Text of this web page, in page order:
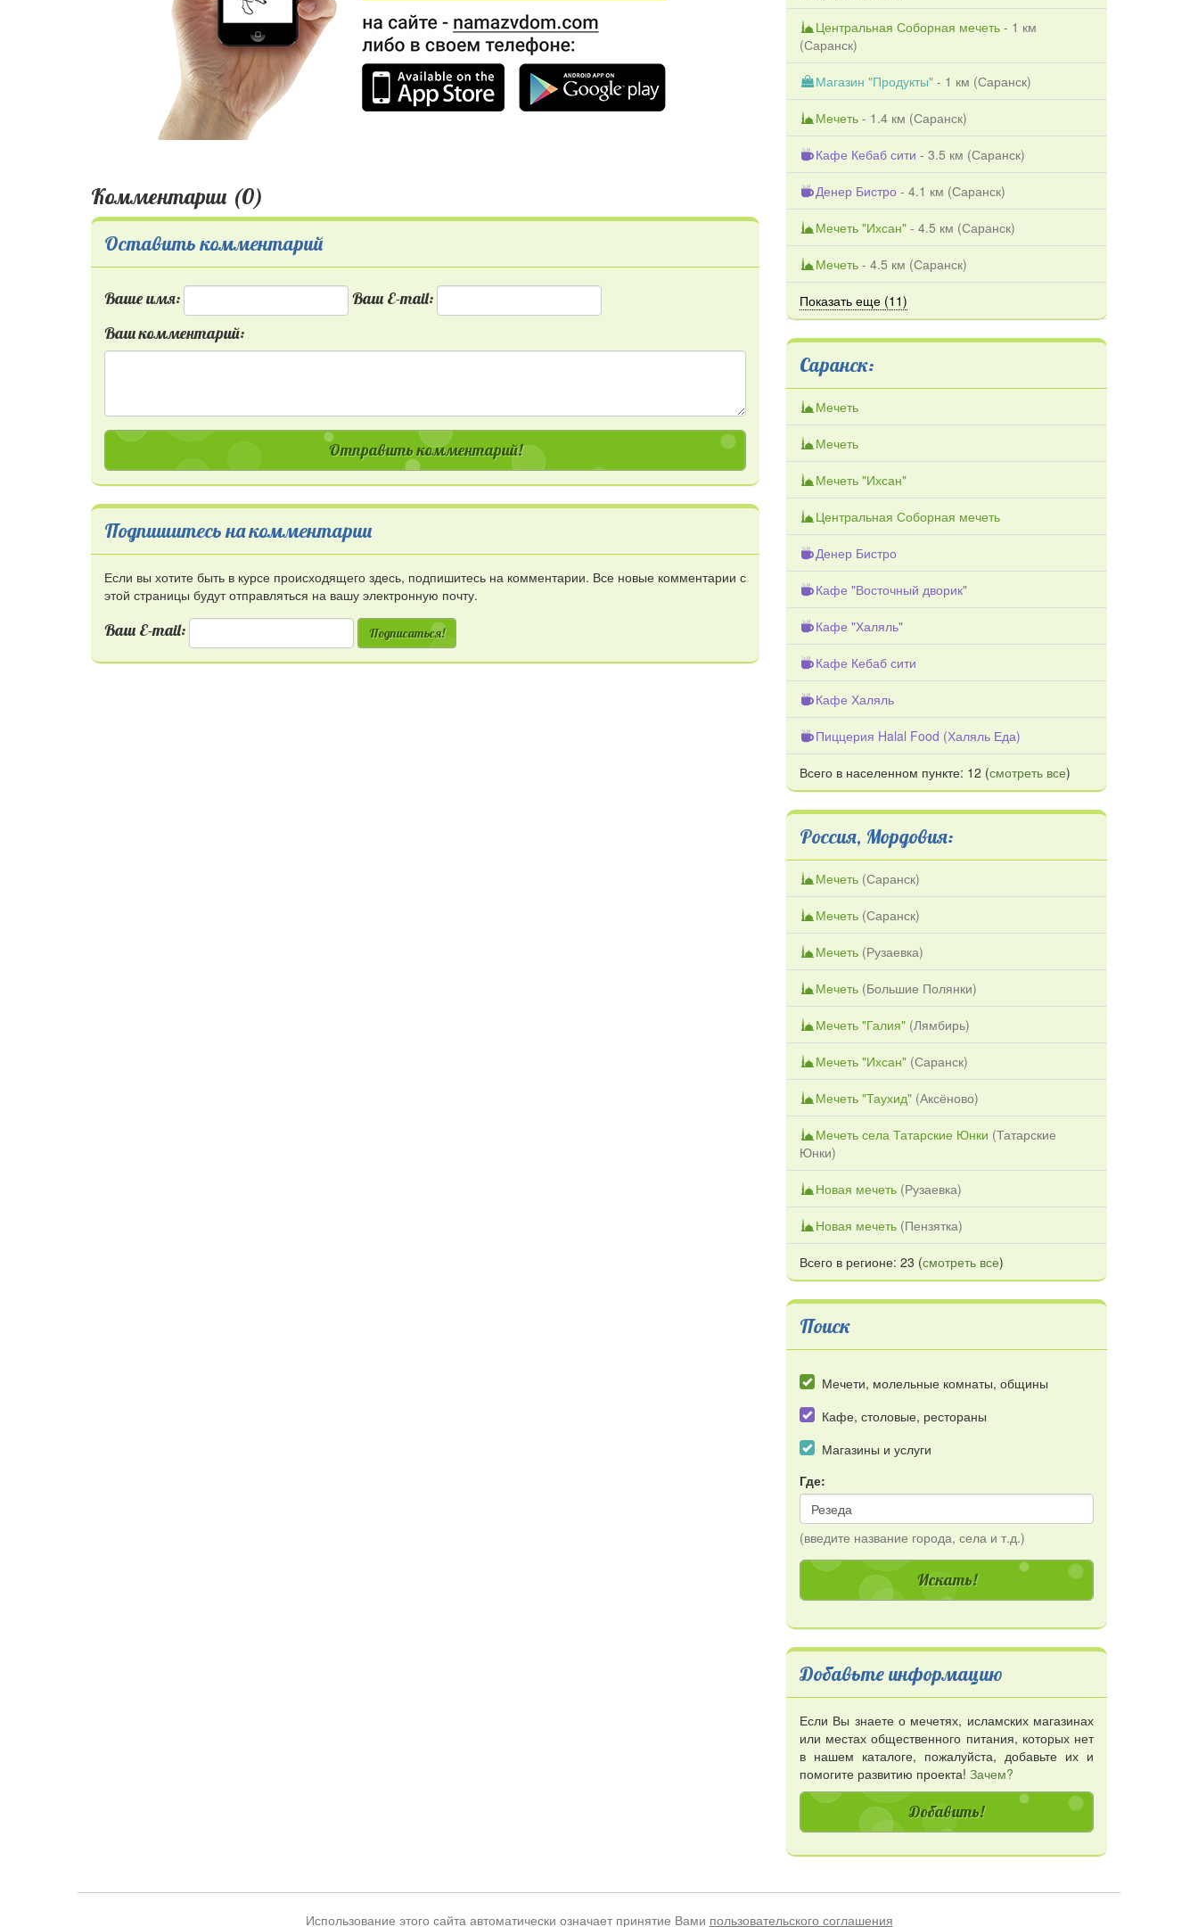
Комментарии (0)
Оставить комментарий
Ваше имя:
Ваш E-mail:
Ваш комментарий:
Отправить комментарий!
Подпишитесь на комментарии
Если вы хотите быть в курсе происходящего здесь, подпишитесь на комментарии. Все новые комментарии с
этой страницы будут отправляться на вашу электронную почту.
Ваш E-mail: Подписаться!
Центральная Соборная мечеть - 1 км
(Саранск)
Магазин "Продукты" - 1 км (Саранск)
Мечеть - 1.4 км (Саранск)
Кафе Кебаб сити - 3.5 км (Саранск)
Денер Бистро - 4.1 км (Саранск)
Мечеть "Ихсан" - 4.5 км (Саранск)
Мечеть - 4.5 км (Саранск)
Показать еще (11)
Саранск:
Мечеть
Мечеть
Мечеть "Ихсан"
Центральная Соборная мечеть
Денер Бистро
Кафе "Восточный дворик"
Кафе "Халяль"
Кафе Кебаб сити
Кафе Халяль
Пиццерия Halal Food (Халяль Еда)
Всего в населенном пункте: 12 (смотреть все)
Россия, Мордовия:
Мечеть (Саранск)
Мечеть (Саранск)
Мечеть (Рузаевка)
Мечеть (Большие Полянки)
Мечеть "Галия" (Лямбирь)
Мечеть "Ихсан" (Саранск)
Мечеть "Таухид" (Аксёново)
Мечеть села Татарские Юнки (Татарские
Юнки)
Новая мечеть (Рузаевка)
Новая мечеть (Пензятка)
Всего в регионе: 23 (смотреть все)
Поиск
Мечети, молельные комнаты, общины
Кафе, столовые, рестораны
Магазины и услуги
Где:
(введите название города, села и т.д.)
Добавьте информацию
Если Вы знаете о мечетях, исламских магазинах
или местах общественного питания, которых нет
в нашем каталоге, пожалуйста, добавьте их и
помогите развитию проекта! Зачем?
Добавить!
Использование этого сайта автоматически означает принятие Вами пользовательского соглашения